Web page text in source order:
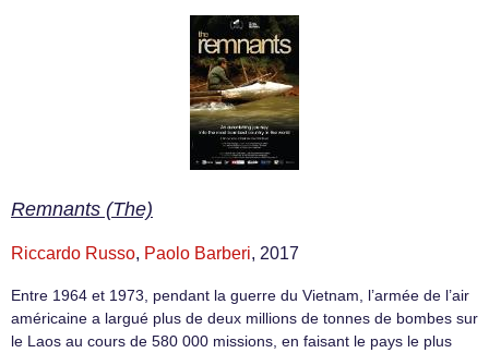
Remnants (The)
Riccardo Russo, Paolo Barberi, 2017
Entre 1964 et 1973, pendant la guerre du Vietnam, l’armée de l’air
américaine a largué plus de deux millions de tonnes de bombes sur
le Laos au cours de 580 000 missions, en faisant le pays le plus